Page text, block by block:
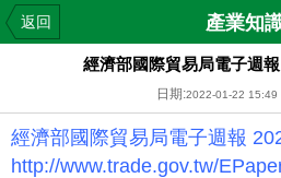
返回 產業知
經濟部國際貿易局電子週
日期:2022-01-22 15:49
經濟部國際貿易局電子週報
http://www.trade.gov.tw/